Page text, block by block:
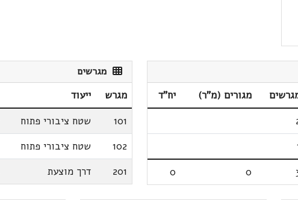
מגורים (מ"ר)
יח"ד
0
0
מגרשים
מגרש ייעוד
101
שטח ציבורי פתוח
102
שטח ציבורי פתוח
201
דרך מוצעת